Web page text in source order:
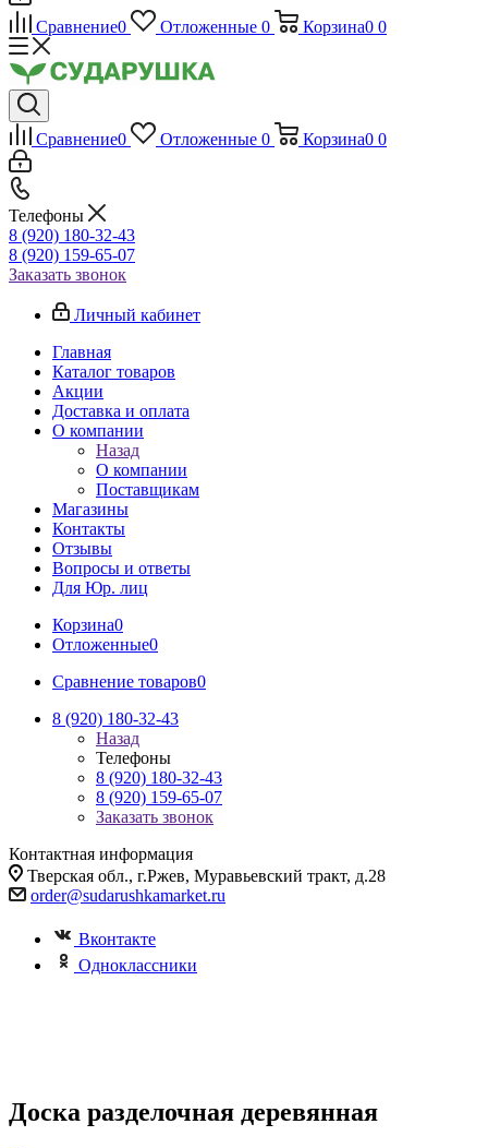
Сравнение0 Отложенные 0 Корзина0 0
Сравнение0 Отложенные 0 Корзина0 0
Телефоны
8 (920) 180-32-43
8 (920) 159-65-07
Заказать звонок
Личный кабинет
Главная
Каталог товаров
Акции
Доставка и оплата
О компании
Назад
О компании
Поставщикам
Магазины
Контакты
Отзывы
Вопросы и ответы
Для Юр. лиц
Корзина0
Отложенные0
Сравнение товаров0
8 (920) 180-32-43
Назад
Телефоны
8 (920) 180-32-43
8 (920) 159-65-07
Заказать звонок
Контактная информация
Тверская обл., г.Ржев, Муравьевский тракт, д.28
order@sudarushkamarket.ru
Вконтакте
Одноклассники
Доска разделочная деревянная